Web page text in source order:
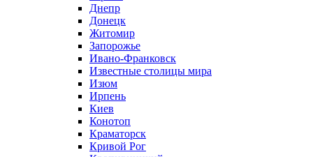
Днепр
Донецк
Житомир
Запорожье
Ивано-Франковск
Известные столицы мира
Изюм
Ирпень
Киев
Конотоп
Краматорск
Кривой Рог